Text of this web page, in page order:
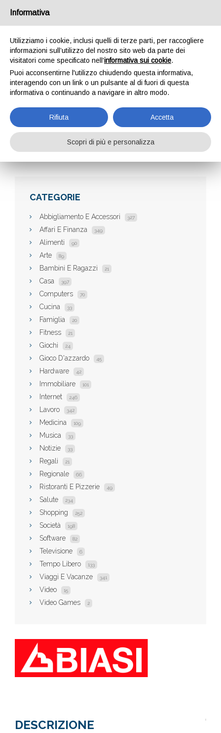
ASSISTENZA BIASI
Aziende assistenza biasi
CATEGORIE
Abbigliamento E Accessori 327
Affari E Finanza 349
Alimenti 90
Arte 89
Bambini E Ragazzi 21
Casa 397
Computers 70
Cucina 33
Famiglia 20
Fitness 21
Giochi 24
Gioco D'azzardo 45
Hardware 42
Immobiliare 101
Internet 246
Lavoro 342
Medicina 109
Musica 33
Notizie 33
Regali 21
Regionale 66
Ristoranti E Pizzerie 49
Salute 234
Shopping 252
Società 198
Software 82
Televisione 6
Tempo Libero 133
Viaggi E Vacanze 341
Video 15
Video Games 2
DESCRIZIONE
Informativa
Utilizziamo i cookie, inclusi quelli di terze parti, per raccogliere
informazioni sull’utilizzo del nostro sito web da parte dei
visitatori come specificato nell'informativa sui cookie.
Puoi acconsentirne l'utilizzo chiudendo questa informativa,
interagendo con un link o un pulsante al di fuori di questa
informativa o continuando a navigare in altro modo.
Rifiuta Accetta
Scopri di più e personalizza